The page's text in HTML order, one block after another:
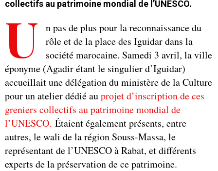
collectifs au patrimoine mondial de l’UNESCO.
U
n pas de plus pour la reconnaissance du
rôle et de la place des Iguidar dans la
société marocaine. Samedi 3 avril, la ville
éponyme (Agadir étant le singulier d’Iguidar)
accueillait une délégation du ministère de la Culture
pour un atelier dédié auprojet d’inscription de ces
greniers collectifs au patrimoine mondial de
l’UNESCO. Étaient également présents, entre
autres, le wali de la région Souss-Massa, le
représentant de l’UNESCO à Rabat, et différents
experts de la préservation de ce patrimoine.